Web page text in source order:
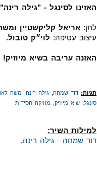
האזינו לסינגל - "גילה
לחן: אריאל קליקשטיין
עיצוב עטיפה: לוי״ק טובול.
האזנה עריבה בשיא מיוזיק!
תגיות: דוד שמחה גילה רינה משה
סינגל
שיא מיוזיק מוזיקה חסידית
למילות השיר:
דוד שמחה - גילה רינה.